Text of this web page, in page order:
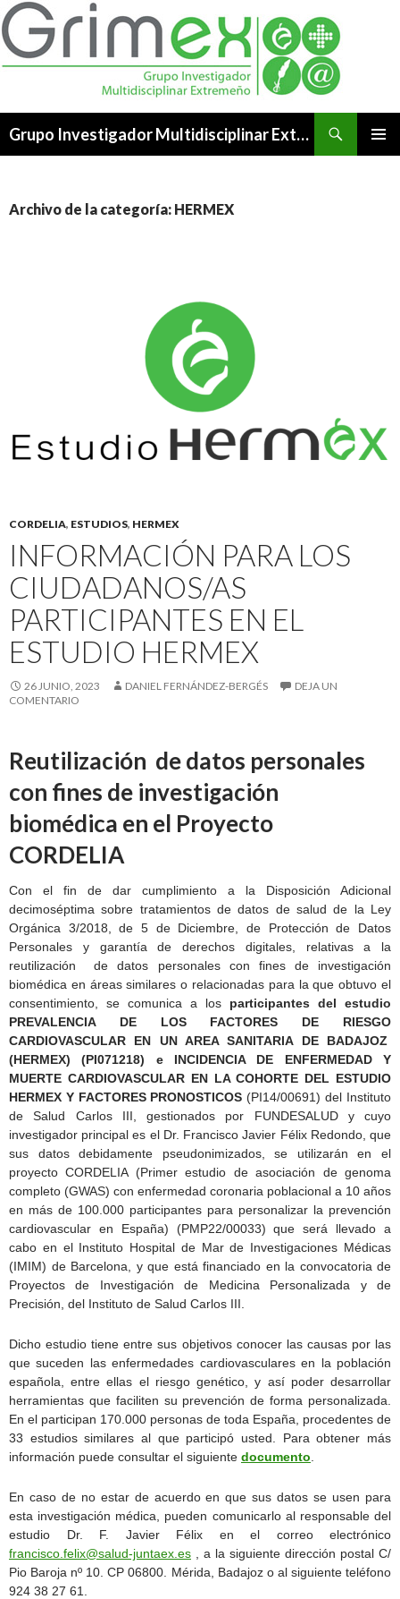
Grupo Investigador Multidisciplinar Extremeño
Archivo de la categoría: HERMEX
CORDELIA, ESTUDIOS, HERMEX
INFORMACIÓN PARA LOS
CIUDADANOS/AS
PARTICIPANTES EN EL
ESTUDIO HERMEX
26 JUNIO, 2023 DANIEL FERNÁNDEZ-BERGÉS
DEJA UN
COMENTARIO
Reutilización de datos personales
con fines de investigación
biomédica en el Proyecto
CORDELIA
Con el fin de dar cumplimiento a la Disposición Adicional
decimoséptima sobre tratamientos de datos de salud de la Ley
Orgánica 3/2018, de 5 de Diciembre, de Protección de Datos
Personales y garantía de derechos digitales, relativas a la
reutilización de datos personales con fines de investigación
biomédica en áreas similares o relacionadas para la que obtuvo el
consentimiento, se comunica a los participantes del estudio
PREVALENCIA DE LOS FACTORES DE RIESGO
CARDIOVASCULAR EN UN AREA SANITARIA DE BADAJOZ
(HERMEX) (PI071218) e INCIDENCIA DE ENFERMEDAD Y
MUERTE CARDIOVASCULAR EN LA COHORTE DEL ESTUDIO
HERMEX Y FACTORES PRONOSTICOS (PI14/00691) del Instituto
de Salud Carlos III, gestionados por FUNDESALUD y cuyo
investigador principal es el Dr. Francisco Javier Félix Redondo, que
sus datos debidamente pseudonimizados, se utilizarán en el
proyecto CORDELIA (Primer estudio de asociación de genoma
completo (GWAS) con enfermedad coronaria poblacional a 10 años
en más de 100.000 participantes para personalizar la prevención
cardiovascular en España) (PMP22/00033) que será llevado a
cabo en el Instituto Hospital de Mar de Investigaciones Médicas
(IMIM) de Barcelona, y que está financiado en la convocatoria de
Proyectos de Investigación de Medicina Personalizada y de
Precisión, del Instituto de Salud Carlos III.
Dicho estudio tiene entre sus objetivos conocer las causas por las
que suceden las enfermedades cardiovasculares en la población
española, entre ellas el riesgo genético, y así poder desarrollar
herramientas que faciliten su prevención de forma personalizada.
En el participan 170.000 personas de toda España, procedentes de
33 estudios similares al que participó usted. Para obtener más
información puede consultar el siguiente documento
En caso de no estar de acuerdo en que sus datos se usen para
esta investigación médica, pueden comunicarlo al responsable del
estudio Dr. F. Javier Félix en el correo electrónico
francisco.felix@salud-juntaex.es , a la siguiente dirección postal C/
Pio Baroja nº 10. CP 06800. Mérida, Badajoz o al siguiente teléfono
924 38 27 61.